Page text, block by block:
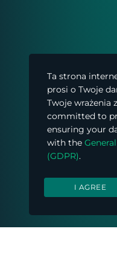
Ta strona
prosi o Twoje
Twoje wrażenia
committed to
ensuring your
with the
(GDPR).
I AGREE